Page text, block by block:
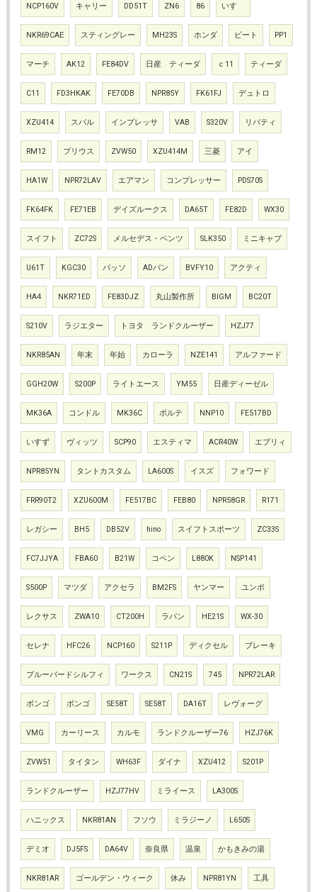
NCP160V キャリー DD51T ZN6 86 いすゞ
NKR69CAE スティングレー MH23S ホンダ ビート PP1
マーチ AK12 FE84DV 日産 ティーダ ｃ11 ティーダ
C11 FD3HKAK FE70DB NPR85Y FK61FJ デュトロ
XZU414 スバル インプレッサ VAB S320V リバティ
RM12 プリウス ZVW50 XZU414M 三菱 アイ
HA1W NPR72LAV エアマン コンプレッサー PDS70S
FK64FK FE71EB デイズルークス DA65T FE82D WX30
スイフト ZC72S メルセデス・ベンツ SLK350 ミニキャブ
U61T KGC30 パッソ ADバン BVFY10 アクティ
HA4 NKR71ED FE83DJZ 丸山製作所 BIGM BC20T
S210V ラジエター トヨタ ランドクルーザー HZJ77
NKR85AN 年末 年始 カローラ NZE141 アルファード
GGH20W S200P ライトエース YM55 日産ディーゼル
MK36A コンドル MK36C ポルテ NNP10 FE517BD
いすず ヴィッツ SCP90 エスティマ ACR40W エブリィ
NPR85YN タントカスタム LA600S イスズ フォワード
FRR90T2 XZU600M FE517BC FEB80 NPR58GR R171
レガシー BH5 DB52V hino スイフトスポーツ ZC33S
FC7JJYA FBA60 B21W コペン L880K NSP141
S500P マツダ アクセラ BM2FS ヤンマー ユンボ
レクサス ZWA10 CT200H ラパン HE21S WX-30
セレナ HFC26 NCP160 S211P ディクセル ブレーキ
ブルーバードシルフィ ワークス CN21S 745 NPR72LAR
ボンゴ ボンゴ SE58T SE58T DA16T レヴォーグ
VMG カーリース カルモ ランドクルーザー76 HZJ76K
ZVW51 タイタン WH63F ダイナ XZU412 S201P
ランドクルーザー HZJ77HV ミライース LA300S
ハニックス NKR81AN フソウ ミラジーノ L650S
デミオ DJ5FS DA64V 奈良県 温泉 かもきみの湯
NKR81AR ゴールデン・ウィーク 休み NPR81YN 工具